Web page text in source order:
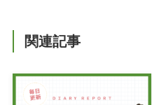
関連記事